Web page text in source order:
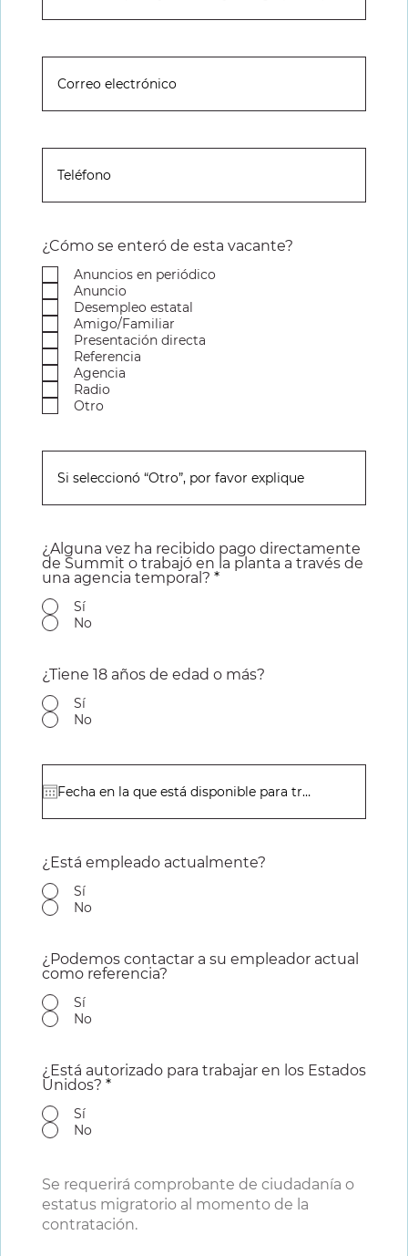
¿Cómo se enteró de esta vacante?
Anuncios en periódico
Anuncio
Desempleo estatal
Amigo/Familiar
Presentación directa
Referencia
Agencia
Radio
Otro
¿Alguna vez ha recibido pago directamente
de Summit o trabajó en la planta a través de
una agencia temporal? *
Sí
No
¿Tiene 18 años de edad o más?
Sí
No
¿Está empleado actualmente?
Sí
No
¿Podemos contactar a su empleador actual
como referencia?
Sí
No
¿Está autorizado para trabajar en los Estados
Unidos? *
Sí
No
Se requerirá comprobante de ciudadanía o
estatus migratorio al momento de la
contratación.